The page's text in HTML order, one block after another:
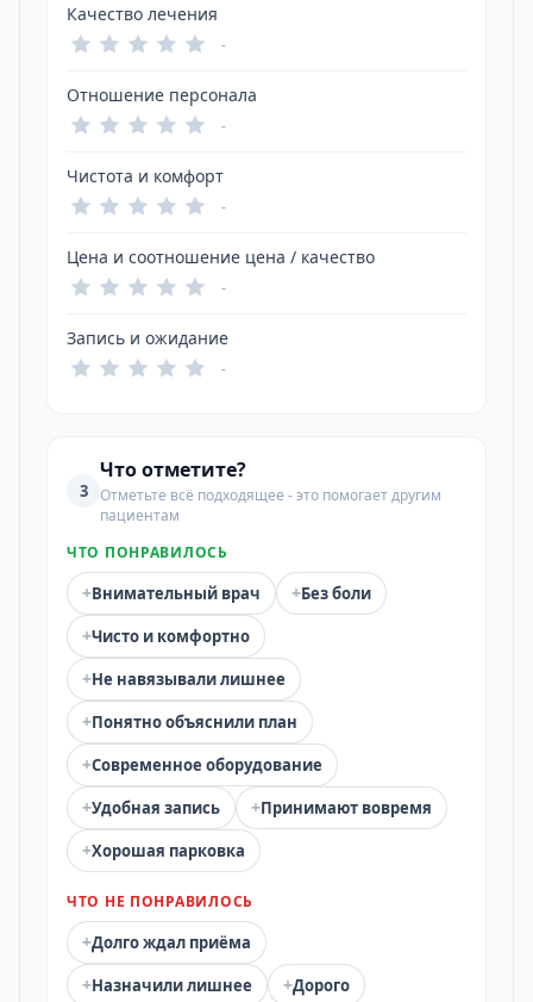
Качество лечения
-
Отношение персонала
-
Чистота и комфорт
-
Цена и соотношение цена / качество
-
Запись и ожидание
-
3
Что отметите?
Отметьте всё подходящее - это помогает другим
пациентам
ЧТО ПОНРАВИЛОСЬ
+Внимательный врач +Без боли
+Чисто и комфортно
+Не навязывали лишнее
+Понятно объяснили план
+Современное оборудование
+Удобная запись +Принимают вовремя
+Хорошая парковка
ЧТО НЕ ПОНРАВИЛОСЬ
+Долго ждал приёма
+Назначили лишнее +Дорого